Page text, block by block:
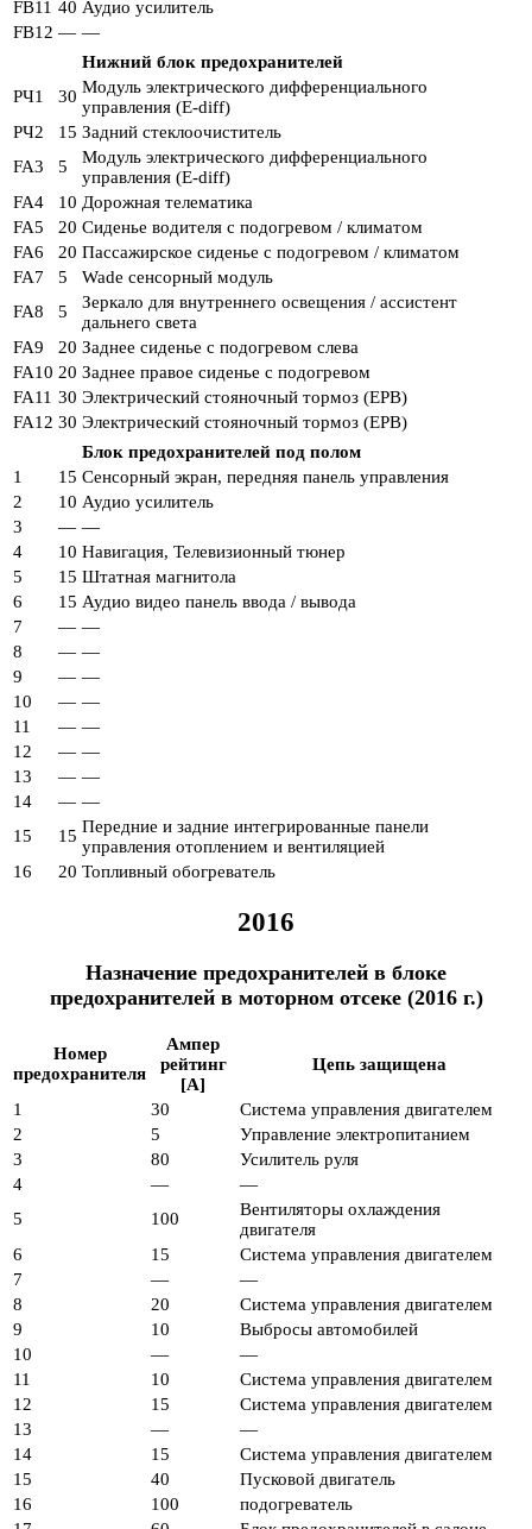
FB11 40 Аудио усилитель
FB12 — —
Нижний блок предохранителей
РЧ1
30 Модуль электрического дифференциального
управления (E-diff)
РЧ2
15 Задний стеклоочиститель
FA3
5
Модуль электрического дифференциального
управления (E-diff)
FA4
10 Дорожная телематика
FA5
20 Сиденье водителя с подогревом / климатом
FA6
20 Пассажирское сиденье с подогревом / климатом
FA7
5
Wade сенсорный модуль
FA8
5
Зеркало для внутреннего освещения / ассистент
дальнего света
FA9
20 Заднее сиденье с подогревом слева
FA10 20 Заднее правое сиденье с подогревом
FA11 30 Электрический стояночный тормоз (EPB)
FA12 30 Электрический стояночный тормоз (EPB)
Блок предохранителей под полом
1
15 Сенсорный экран, передняя панель управления
2
10 Аудио усилитель
3
— —
4
10 Навигация, Телевизионный тюнер
5
15 Штатная магнитола
6
15 Аудио видео панель ввода / вывода
7
— —
8
— —
9
— —
10
— —
11
— —
12
— —
13
— —
14
— —
15
15 Передние и задние интегрированные панели
управления отоплением и вентиляцией
16
20 Топливный обогреватель
2016
Назначение предохранителей в блоке
предохранителей в моторном отсеке (2016 г.)
Номер
предохранителя
Ампер
рейтинг
[A]
Цепь защищена
1 30
Система управления двигателем
2
5
Управление электропитанием
3
80
Усилитель руля
4
—
—
5
100
Вентиляторы охлаждения
двигателя
6
15
Система управления двигателем
7
—
—
8
20
Система управления двигателем
9
10
Выбросы автомобилей
10
—
—
11
10
Система управления двигателем
12
15
Система управления двигателем
13
—
—
14
15
Система управления двигателем
15
40
Пусковой двигатель
16
100
подогреватель